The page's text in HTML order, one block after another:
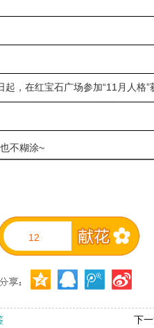
起，在红宝石广场参加“11月人格”
不糊涂~
12
下